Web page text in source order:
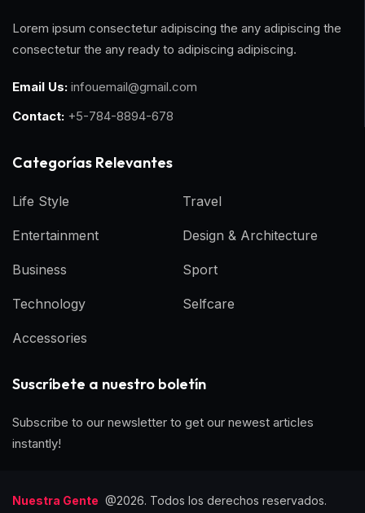
Lorem ipsum consectetur adipiscing the any adipiscing the
consectetur the any ready to adipiscing adipiscing.
Email Us: infouemail@gmail.com
Contact: +5-784-8894-678
Categorías Relevantes
Life Style
Entertainment
Business
Technology
Accessories
Travel
Design & Architecture
Sport
Selfcare
Suscríbete a nuestro boletín
Subscribe to our newsletter to get our newest articles
instantly!
Nuestra Gente @2026. Todos los derechos reservados.